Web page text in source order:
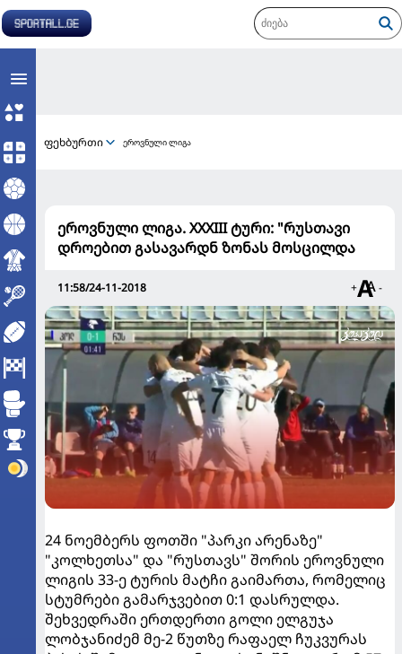
ფეხბურთი ეროვნული ლიგა
ეროვნული ლიგა. XXXIII ტური: "რუსთავი
დროებით გასავარდნ ზონას მოსცილდა
11:58/24-11-2018 + -
24 ნოემბერს ფოთში "პარკი არენაზე"
"კოლხეთსა" და "რუსთავს" შორის ეროვნული
ლიგის 33-ე ტურის მატჩი გაიმართა, რომელიც
სტუმრები გამარჯვებით 0:1 დასრულდა.
შეხვედრაში ერთდერთი გოლი ელგუჯა
ლობჯანიძემ მე-2 წუთზე რაფაელ ჩუკვურას